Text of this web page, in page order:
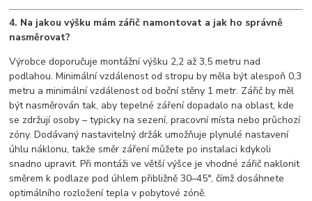
4. Na jakou výšku mám zářič namontovat a jak ho správně
nasměrovat?
Výrobce doporučuje montážní výšku 2,2 až 3,5 metru nad
podlahou. Minimální vzdálenost od stropu by měla být alespoň 0,3
metru a minimální vzdálenost od boční stěny 1 metr. Zářič by měl
být nasměrován tak, aby tepelné záření dopadalo na oblast, kde
se zdržují osoby – typicky na sezení, pracovní místa nebo průchozí
zóny. Dodávaný nastavitelný držák umožňuje plynulé nastavení
úhlu náklonu, takže směr záření můžete po instalaci kdykoli
snadno upravit. Při montáži ve větší výšce je vhodné zářič naklonit
směrem k podlaze pod úhlem přibližně 30–45°, čímž dosáhnete
optimálního rozložení tepla v pobytové zóně.